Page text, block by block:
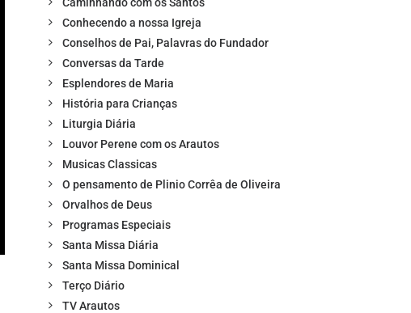
Conhecendo a nossa Igreja
Conselhos de Pai, Palavras do Fundador
Conversas da Tarde
Esplendores de Maria
História para Crianças
Liturgia Diária
Louvor Perene com os Arautos
Musicas Classicas
O pensamento de Plinio Corrêa de Oliveira
Orvalhos de Deus
Programas Especiais
Santa Missa Diária
Santa Missa Dominical
Terço Diário
TV Arautos